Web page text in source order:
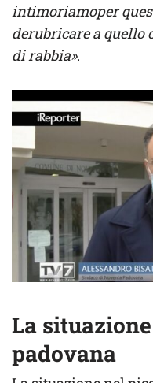
intimoriamoper
derubricare a quello
di rabbia».
La
padovana